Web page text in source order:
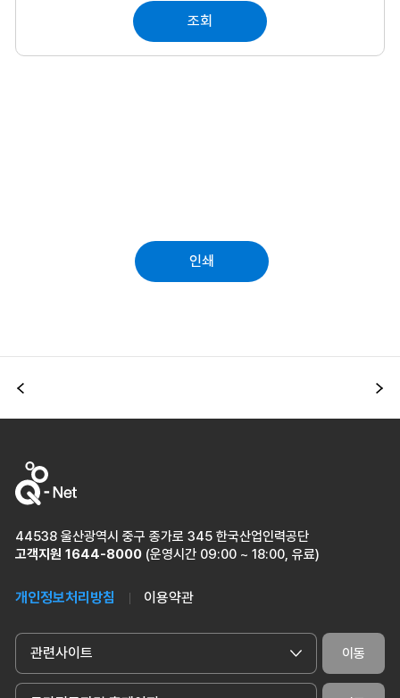
조회
인쇄
이전
44538 울산광역시 중구 종가로 345 한국산업인력공단
고객지원 1644-8000 (운영시간 09:00 ~ 18:00, 유료)
개인정보처리방침 이용약관
관련사이트 이동